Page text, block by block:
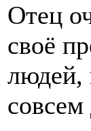
Отец
своё
людей,
совсем